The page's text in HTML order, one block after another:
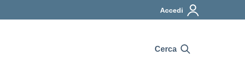
Accedi
Cerca